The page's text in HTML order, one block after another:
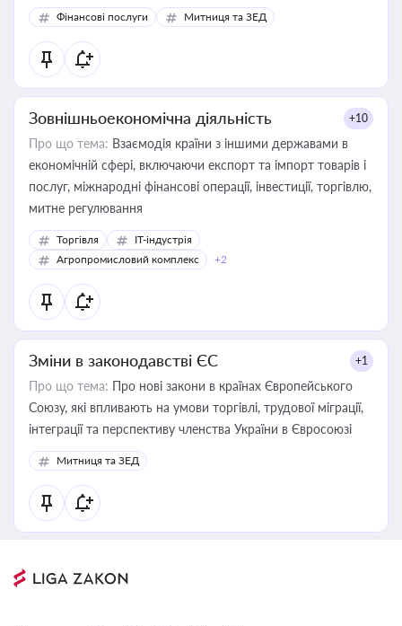
Фінансові послуги Митниця та ЗЕД
Зовнішньоекономічна діяльність +10
Про що тема: Взаємодія країни з іншими державами в
економічній сфері, включаючи експорт та імпорт товарів і
послуг, міжнародні фінансові операції, інвестиції, торгівлю,
митне регулювання
Торгівля
IT-індустрія
Агропромисловий комплекс
+2
Зміни в законодавстві ЄС +1
Про що тема: Про нові закони в країнах Європейського
Союзу, які впливають на умови торгівлі, трудової міграції,
інтеграції та перспективу членства України в Євросоюзі
Митниця та ЗЕД